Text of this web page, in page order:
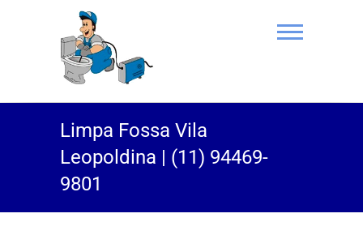
(11) 94469-
Desentupidora
Limpa Fossa Vila
Leopoldina | (11) 94469-
9801